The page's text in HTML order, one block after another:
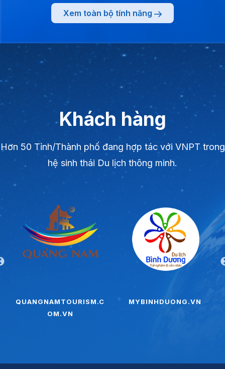
Xem toàn bộ tính năng
Khách hàng
Hơn 50 Tỉnh/Thành phố đang hợp tác với VNPT trong
hệ sinh thái Du lịch thông minh.
QUANGNAMTOURISM.C
OM.VN
MYBINHDUONG.VN